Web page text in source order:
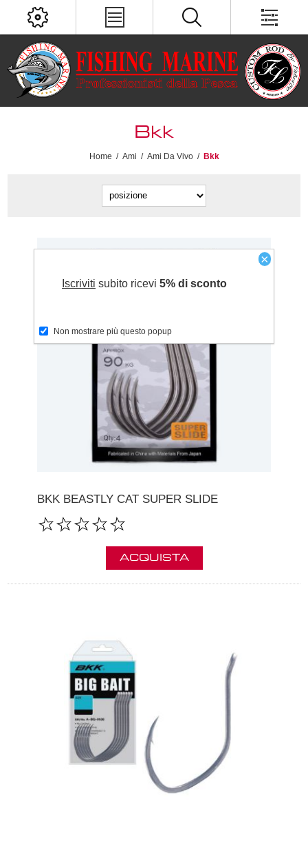
Bkk
Home / Ami / Ami Da Vivo / Bkk
BKK BEASTLY CAT SUPER SLIDE
ACQUISTA
×
Iscriviti subito ricevi 5% di sconto
Non mostrare più questo popup